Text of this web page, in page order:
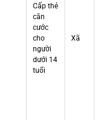
Cấp thẻ
căn
cước
cho
người
dưới 14
tuổi
Xã